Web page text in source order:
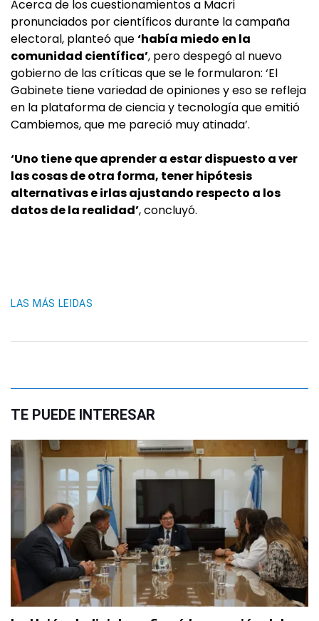
Acerca de los cuestionamientos a Macri
pronunciados por científicos durante la campaña
electoral, planteó que‘había miedo en la
comunidad científica’, pero despegó al nuevo
gobierno de las críticas que se le formularon: ‘El
Gabinete tiene variedad de opiniones y eso se refleja
en la plataforma de ciencia y tecnología que emitió
Cambiemos, que me pareció muy atinada’.
‘Uno tiene que aprender a estar dispuesto a ver
las cosas de otra forma, tener hipótesis
alternativas e irlas ajustando respecto a los
datos de la realidad’, concluyó.
LAS MÁS LEIDAS
TE PUEDE INTERESAR